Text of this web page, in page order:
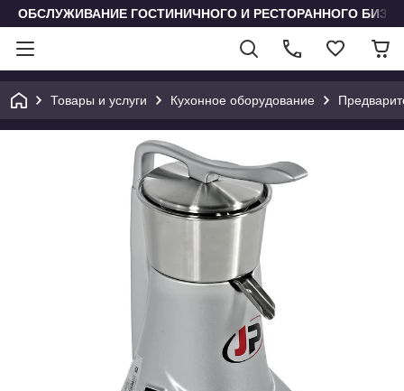
ОБСЛУЖИВАНИЕ ГОСТИНИЧНОГО И РЕСТОРАННОГО
Товары и услуги Кухонное оборудование